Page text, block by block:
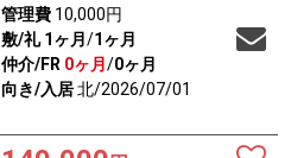
管理費10,000円
敷/礼 1ヶ月 /1ヶ月
仲介/FR 0ヶ月 /0ヶ月
向き/入居北/2026/07/01